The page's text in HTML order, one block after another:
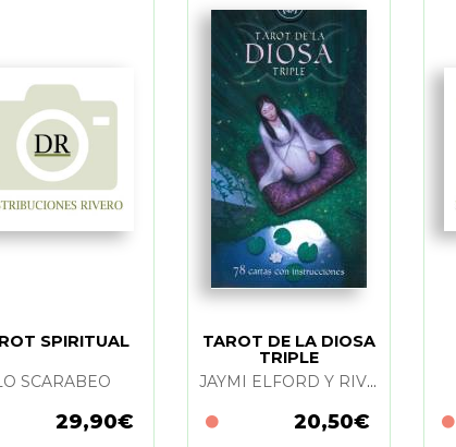
SPIRITUAL
SCARABEO
29,90€
TAROT DE LA DIOSA
TRIPLE
JAYMI ELFORD Y RIVOLLI FRANCO
20,50€